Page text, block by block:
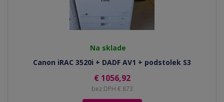
Na sklade
Canon iRAC 3520i + DADF AV1 + podstolek S3
€ 1056,92
bez DPH € 873